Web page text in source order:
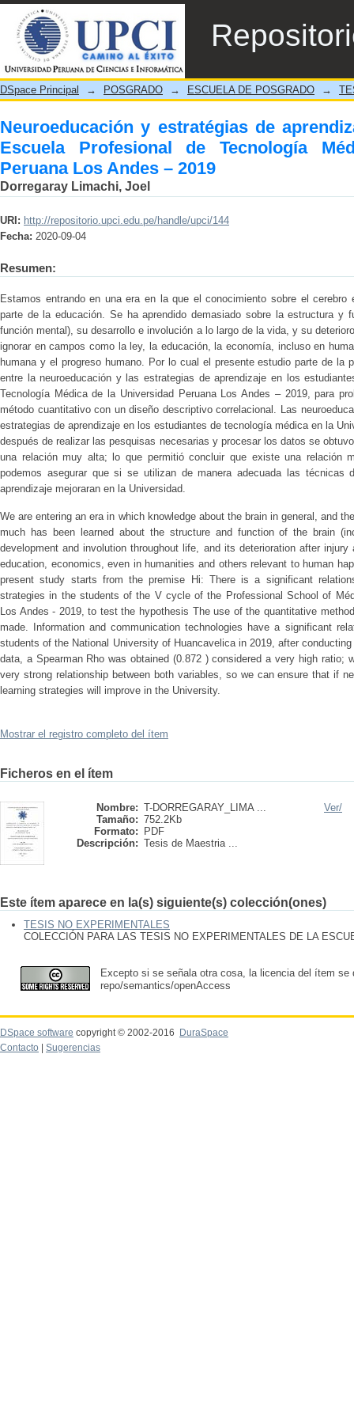
Neuroeducación y estratégias de
Tecnología Médica de la Universidad
DSpace Principal → POSGRADO → ESCUELA DE POSGRADO →
Neuroeducación y estratégias de
Escuela Profesional de Tecnología
Peruana Los Andes – 2019
Dorregaray Limachi, Joel
URI: http://repositorio.upci.edu.pe/handle/upci/144
Fecha: 2020-09-04
Resumen:
Estamos entrando en una era en la que el conocimiento sobre el
parte de la educación. Se ha aprendido demasiado sobre la estructura y
función mental), su desarrollo e involución a lo largo de la vida, y su
ignorar en campos como la ley, la educación, la economía, incluso en
humana y el progreso humano. Por lo cual el presente estudio parte de la
entre la neuroeducación y las estrategias de aprendizaje en los
Tecnología Médica de la Universidad Peruana Los Andes – 2019, para
método cuantitativo con un diseño descriptivo correlacional. Las
estrategias de aprendizaje en los estudiantes de tecnología médica en la
después de realizar las pesquisas necesarias y procesar los datos se
una relación muy alta; lo que permitió concluir que existe una relación
podemos asegurar que si se utilizan de manera adecuada las técnicas
aprendizaje mejoraran en la Universidad.
We are entering an era in which knowledge about the brain in general, and
much has been learned about the structure and function of the brain
development and involution throughout life, and its deterioration after
education, economics, even in humanities and others relevant to human
present study starts from the premise Hi: There is a significant
strategies in the students of the V cycle of the Professional School of
Los Andes - 2019, to test the hypothesis The use of the quantitative
made. Information and communication technologies have a significant
students of the National University of Huancavelica in 2019, after
data, a Spearman Rho was obtained (0.872 ) considered a very high ratio;
very strong relationship between both variables, so we can ensure that if
learning strategies will improve in the University.
Mostrar el registro completo del ítem
Ficheros en el ítem
Nombre: T-DORREGARAY_LIMA ...
Tamaño: 752.2Kb
Formato:
PDF
Descripción: Tesis de Maestria ...
Ver/
Este ítem aparece en la(s) siguiente(s) colección(ones)
TESIS NO EXPERIMENTALES
COLECCIÓN PARA LAS TESIS NO EXPERIMENTALES DE LA
Excepto si se señala otra cosa, la licencia del ítem se
repo/semantics/openAccess
DSpace software copyright © 2002-2016
DuraSpace
Contacto
Sugerencias